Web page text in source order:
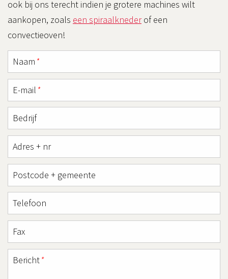
ook bij ons terecht indien je grotere machines wilt
aankopen, zoals een spiraalknederof een
convectieoven!
Naam *
E-mail *
Bedrijf
Adres + nr
Postcode + gemeente
Telefoon
Fax
Bericht*